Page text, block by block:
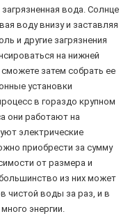
вода. Солнце
воду внизу и заставляя
и другие загрязнения
на нижней
затем собрать ее
установки
в гораздо крупном
они работают на
электрические
приобрести за сумму
от размера и
из них может
чистой воды за раз, и в
энергии.